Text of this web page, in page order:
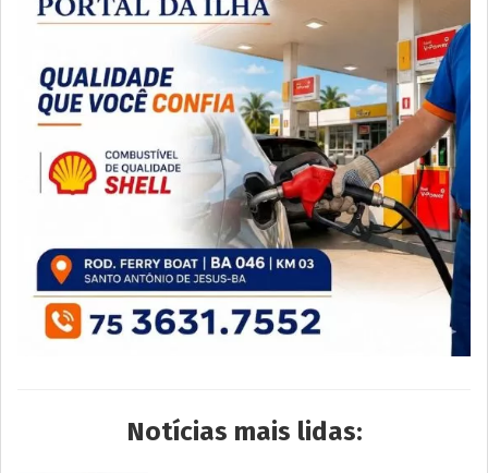
Notícias mais lidas: